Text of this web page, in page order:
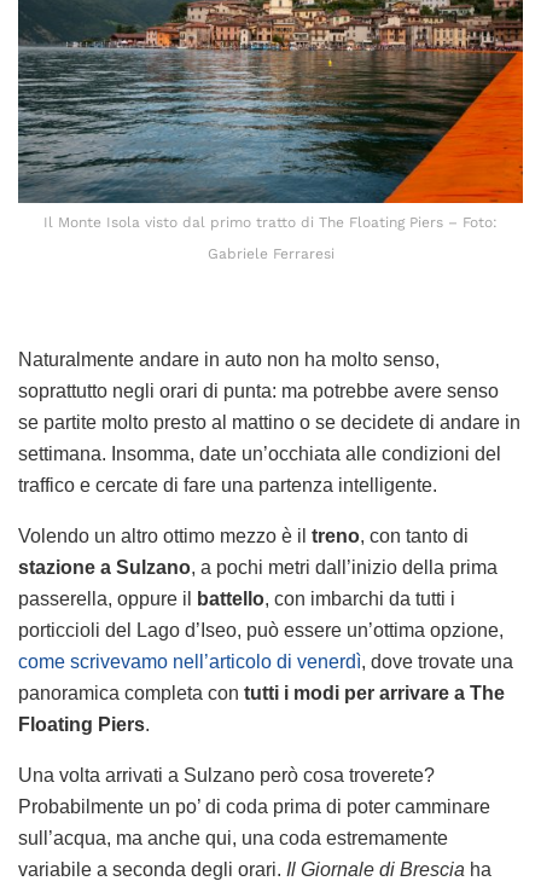
Il Monte Isola visto dal primo tratto di The Floating Piers – Foto:
Gabriele Ferraresi
Naturalmente andare in auto non ha molto senso,
soprattutto negli orari di punta: ma potrebbe avere senso
se partite molto presto al mattino o se decidete di andare in
settimana. Insomma, date un’occhiata alle condizioni del
traffico e cercate di fare una partenza intelligente.
Volendo un altro ottimo mezzo è il treno, con tanto di
stazione a Sulzano, a pochi metri dall’inizio della prima
passerella, oppure il
battello, con imbarchi da tutti i
porticcioli del Lago d’Iseo, può essere un’ottima opzione,
come scrivevamo nell’articolo di venerdì, dove trovate una
panoramica completa con tutti i modi per arrivare a The
Floating Piers.
Una volta arrivati a Sulzano però cosa troverete?
Probabilmente un po’ di coda prima di poter camminare
sull’acqua, ma anche qui, una coda estremamente
variabile a seconda degli orari. Il Giornale di Brescia ha